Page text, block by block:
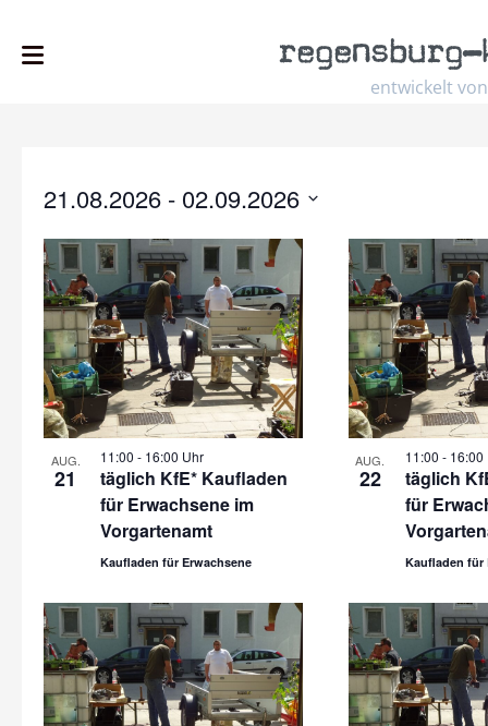
entwickelt von
regensburg–
21.08.2026 - 02.09.2026
date.
AUG.
21
11:00 - 16:00 Uhr
täglich KfE* Kaufladen
für Erwachsene im
Vorgartenamt
Kaufladen für Erwachsene
AUG.
22
11:00 - 16:00
täglich
für
Kaufladen für